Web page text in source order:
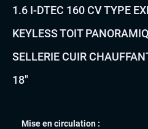
1.6 I-DTEC 160 CV TYPE
KEYLESS TOIT
SELLERIE CUIR
18″
Mise en circulation :